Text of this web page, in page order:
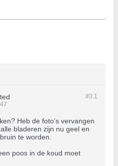
#3.1
Heb de foto’s vervangen
bladeren zijn nu geel en
te worden.
poos in de koud moet